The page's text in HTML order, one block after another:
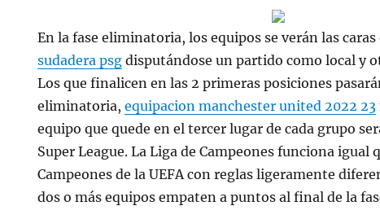
En la fase eliminatoria, los equipos se verán las
sudadera psg disputándose un partido como local y
Los que finalicen en las 2 primeras posiciones
eliminatoria,equipacion manchester united 2022 23
equipo que quede en el tercer lugar de cada grupo
Super League. La Liga de Campeones funciona igual
Campeones de la UEFA con reglas ligeramente
dos o más equipos empaten a puntos al final de la